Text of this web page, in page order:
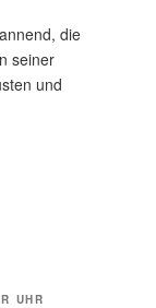
die
seiner
und
UHR